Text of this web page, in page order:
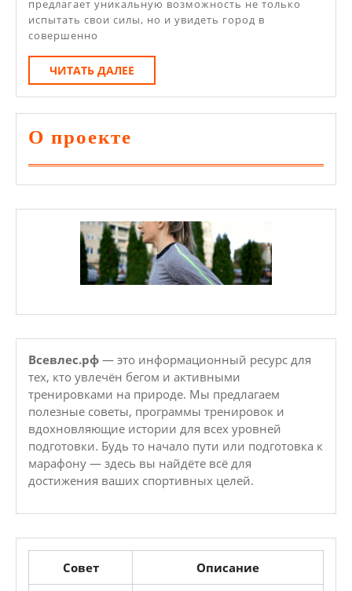
Бег
Звездами
предлагает уникальную возможность не только
испытать свои силы, но и увидеть город в
совершенно
ЧИТАТЬ ДАЛЕЕ
ДАЛЕЕ
О проекте
Всевлес.рф — это информационный ресурс для
тех, кто увлечён бегом и активными
тренировками на природе. Мы предлагаем
полезные советы, программы тренировок и
вдохновляющие истории для всех уровней
подготовки. Будь то начало пути или подготовка к
марафону — здесь вы найдёте всё для
достижения ваших спортивных целей.
Совет Описание